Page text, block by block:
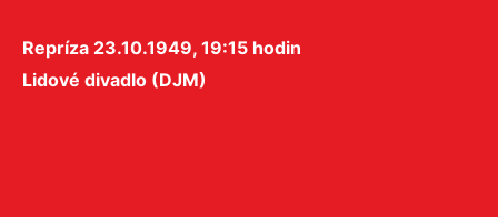
Repríza 23.10.1949, 19:15 hodin
Lidové divadlo (DJM)